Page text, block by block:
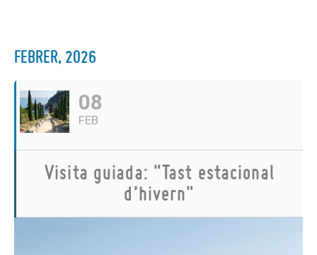
FEBRER, 2026
08
FEB
Visita guiada: "Tast estacional
d’hivern"